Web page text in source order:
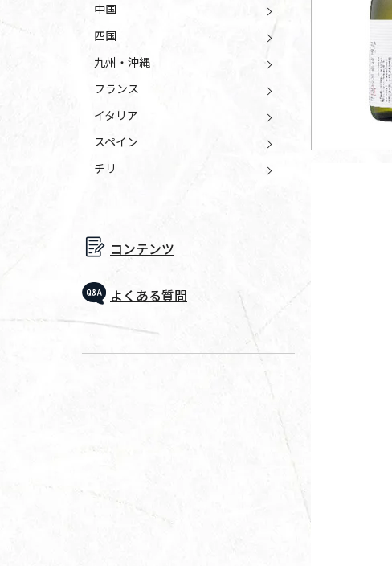
中国
四国
九州・沖縄
フランス
イタリア
スペイン
チリ
コンテンツ
よくある質問